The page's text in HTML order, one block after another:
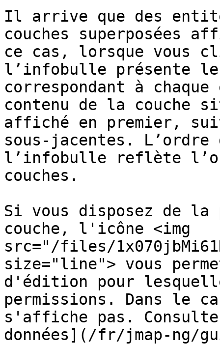
Il arrive que des
couches superposées
ce cas, lorsque vous
l’infobulle présente
correspondant à
contenu de la couche
affiché en premier,
sous-jacentes. L’ordre
l’infobulle reflète
couches.
Si vous disposez de
couche, l'icône <img
src="/files/
size="line"> vous
d'édition pour
permissions. Dans le
s'affiche pas.
données](/fr/jmap-ng/